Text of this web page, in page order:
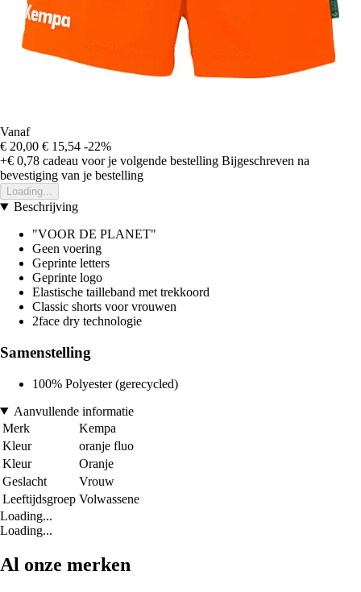
Vanaf
€ 20,00 € 15,54 -22%
+€ 0,78 cadeau voor je volgende bestelling Bijgeschreven na
bevestiging van je bestelling
Loading...
Beschrijving
"VOOR DE PLANET"
Geen voering
Geprinte letters
Geprinte logo
Elastische tailleband met trekkoord
Classic shorts voor vrouwen
2face dry technologie
Samenstelling
100% Polyester (gerecycled)
Aanvullende informatie
Merk
Kempa
Kleur
oranje fluo
Kleur
Oranje
Geslacht
Vrouw
Leeftijdsgroep Volwassene
Loading...
Loading...
Al onze merken